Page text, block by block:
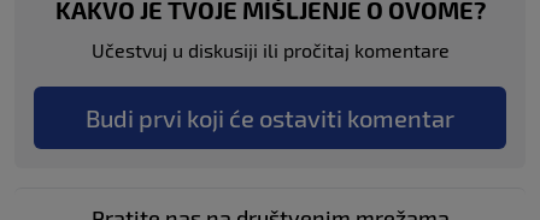
KAKVO JE TVOJE MIŠLJENJE O OVOME?
Učestvuj u diskusiji ili pročitaj komentare
Budi prvi koji će ostaviti komentar